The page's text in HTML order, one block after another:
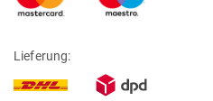
Lieferung: